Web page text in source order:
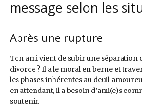
message selon les
Après une rupture
Ton ami vient de subir une séparation
divorce ? Il a le moral en berne et
les phases inhérentes au deuil
en attendant, il a besoin d’ami(e)s
soutenir.